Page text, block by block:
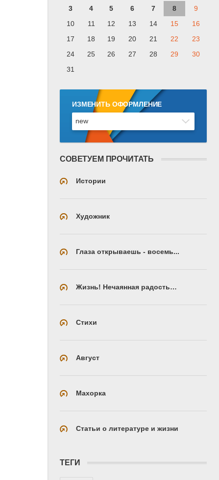
3
4 5 6 7 8
9
10
11 12 13 14 15
16
17
18 19 20 21 22
23
24
25 26 27 28 29
30
31
ИЗМЕНИТЬ ОФОРМЛЕНИЕ
СОВЕТУЕМ ПРОЧИТАТЬ
Истории
Художник
Глаза открываешь - восемь...
Жизнь! Нечаянная радость…
Стихи
Август
Махорка
Статьи о литературе и жизни
ТЕГИ